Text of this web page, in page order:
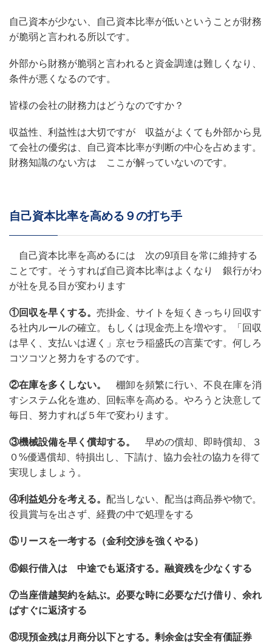
自己資本が少ない、自己資本比率が低いということが財務
が脆弱と言われる所以です。
外部から財務が脆弱と言われると資金調達は難しくなり、
条件が悪くなるのです。
皆様の会社の財務力はどうなのですか？
収益性、利益性は大切ですが 収益がよくても外部から見
て会社の優劣は、自己資本比率が判断の中心を占めます。
財務知識のない方は ここが解っていないのです。
自己資本比率を高める９の打ち手
自己資本比率を高めるには 次の9項目を常に維持する
ことです。そうすれば自己資本比率はよくなり 銀行がわ
が社を見る目が変わります
①回収を早くする。 売掛金、サイトを短くきっちり回収す
る社内ルールの確立。もしくは現金売上を増やす。「回収
は早く、支払いは遅く」京セラ稲盛氏の言葉です。何しろ
コツコツと努力をするのです。
②在庫を多くしない。 棚卸を頻繁に行い、不良在庫を消
すシステム化を進め、回転率を高める。やろうと決意して
毎日、努力すれば５年で変わります。
③機械設備を早く償却する。 早めの償却、即時償却、３
０%優遇償却、特損出し、下請け、協力会社の協力を得て
実現しましょう。
④利益処分を考える。 配当しない、配当は商品券や物で。
役員賞与を出さず、経費の中で処理をする
⑤リースを一考する（金利交渉を強くやる）
⑥銀行借入は 中途でも返済する。融資残を少なくする
⑦当座借越契約を結ぶ。必要な時に必要なだけ借り、余れ
ばすぐに返済する
⑧現預金残は月商分以下とする。剰余金は安全有価証券